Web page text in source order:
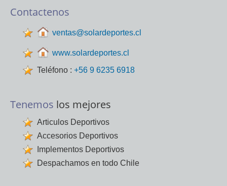
Contactenos
ventas@solardeportes.cl
www.solardeportes.cl
Teléfono : +56 9 6235 6918
Tenemos los mejores
Articulos Deportivos
Accesorios Deportivos
Implementos Deportivos
Despachamos en todo Chile